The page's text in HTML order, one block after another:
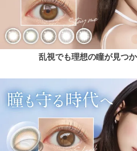
乱視でも理想の瞳が見つ